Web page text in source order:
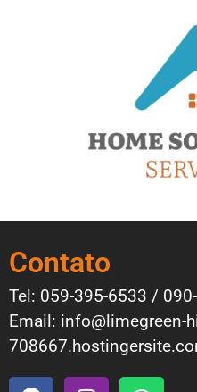
Contato
Tel: 059-395-6533 /
Email: info@limegreen-